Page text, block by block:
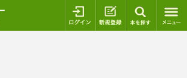
ログイン 新規登録